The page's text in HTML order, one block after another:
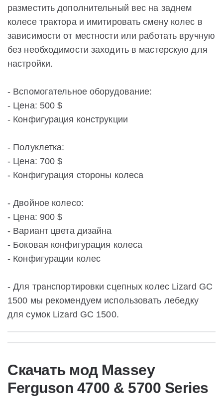
разместить дополнительный вес на заднем
колесе трактора и имитировать смену колес в
зависимости от местности или работать вручную
без необходимости заходить в мастерскую для
настройки.
- Вспомогательное оборудование:
- Цена: 500 $
- Конфигурация конструкции
- Полуклетка:
- Цена: 700 $
- Конфигурация стороны колеса
- Двойное колесо:
- Цена: 900 $
- Вариант цвета дизайна
- Боковая конфигурация колеса
- Конфигурации колес
- Для транспортировки сцепных колес Lizard GC
1500 мы рекомендуем использовать лебедку
для сумок Lizard GC 1500.
Скачать мод Massey
Ferguson 4700 & 5700 Series